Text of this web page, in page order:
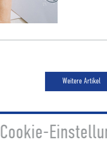
Weitere Artikel
Cookie-